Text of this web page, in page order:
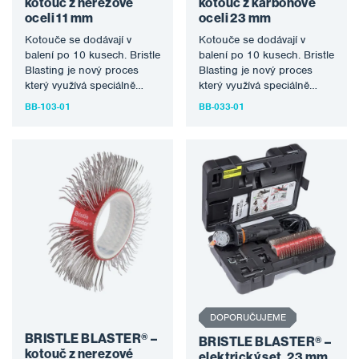
kotouč z nerezové
oceli 11 mm
Kotouče se dodávají v
balení po 10 kusech. Bristle
Blasting je nový proces
který využívá speciálně
konstruovaný rotační
BB-103-01
kotouč z karbonové
oceli 23 mm
Kotouče se dodávají v
balení po 10 kusech. Bristle
Blasting je nový proces
který využívá speciálně
konstruovaný rotační
BB-033-01
BRISTLE BLASTER® –
kotouč z nerezové
DOPORUČUJEME
BRISTLE BLASTER® –